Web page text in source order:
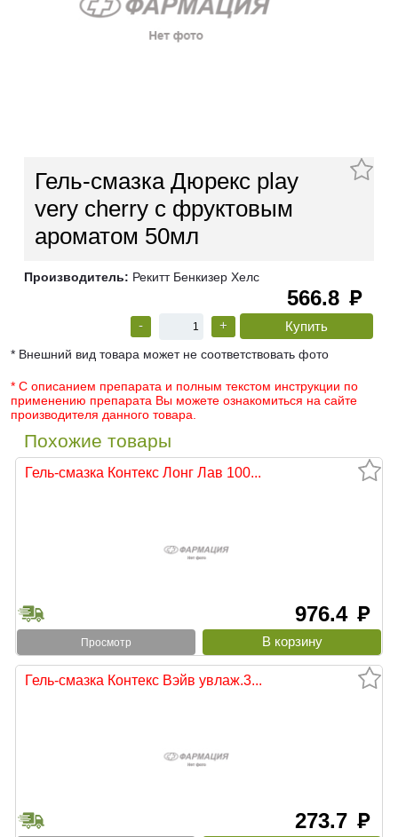
Гель-смазка Дюрекс play
very cherry с фруктовым
ароматом 50мл
Производитель: Рекитт Бенкизер Хелс
566.8 руб
- +
* Внешний вид товара может не соответствовать фото
* С описанием препарата и полным текстом инструкции по
применению препарата Вы можете ознакомиться на сайте
производителя данного товара.
Похожие товары
Гель-смазка Контекс Лонг Лав 100...
976.4 руб
Просмотр
Гель-смазка Контекс Вэйв увлаж.3...
273.7 руб